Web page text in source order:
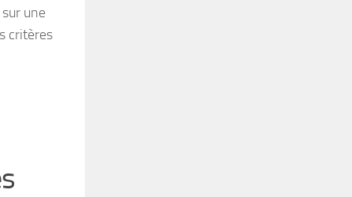
une
critères